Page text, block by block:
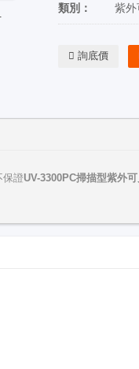
類別： 紫外
詢底價
保證UV-3300PC掃描型紫外